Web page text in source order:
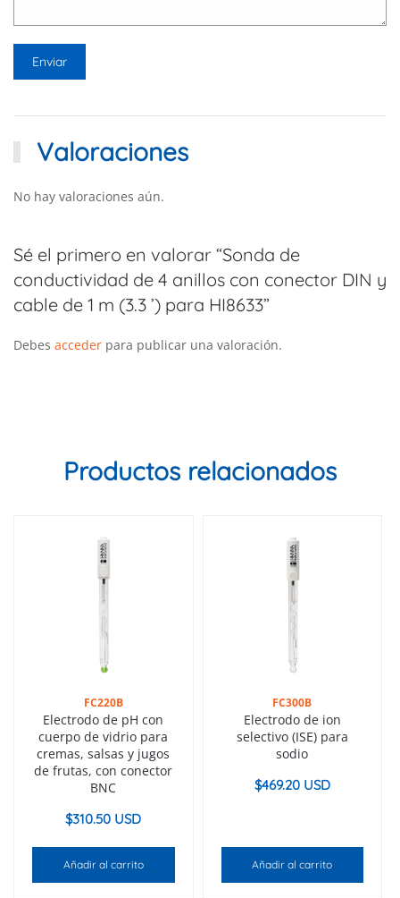
Valoraciones
No hay valoraciones aún.
Sé el primero en valorar “Sonda de
conductividad de 4 anillos con conector DIN y
cable de 1 m (3.3 ’) para HI8633”
Debes acceder para publicar una valoración.
Productos relacionados
FC220B
Electrodo de pH con
cuerpo de vidrio para
cremas, salsas y jugos
de frutas, con conector
BNC
$310.50 USD
Añadir al carrito
FC300B
Electrodo de ion
selectivo (ISE) para
sodio
$469.20 USD
Añadir al carrito